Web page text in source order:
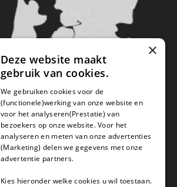
×
Deze website maakt
gebruik van cookies.
We gebruiken cookies voor de
(functionele)werking van onze website en
voor het analyseren(Prestatie) van
bezoekers op onze website. Voor het
analyseren en meten van onze advertenties
(Marketing) delen we gegevens met onze
advertentie partners.
Kies hieronder welke cookies u wil toestaan.